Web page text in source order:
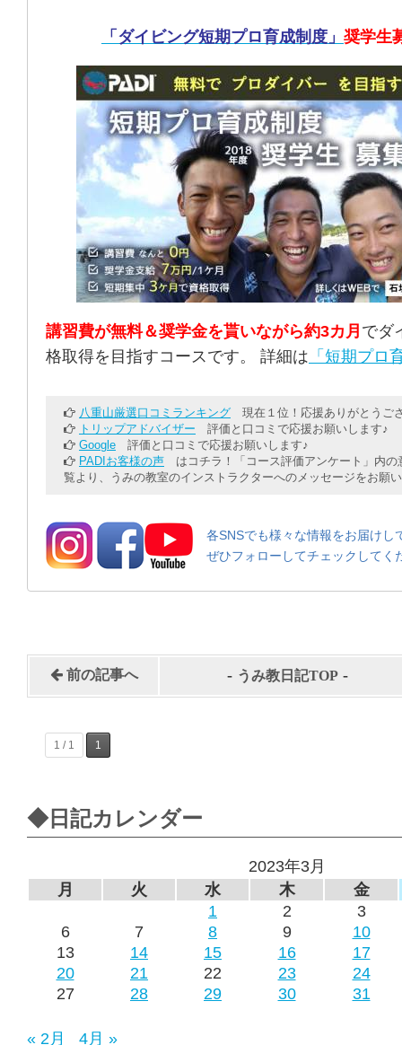
「ダイビング短期プロ育成制度」 奨学生
講習費が無料＆奨学金を貰いながら約3カ月 でダ
格取得を目指すコースです。 詳細は 「短期プロ
八重山厳選口コミランキング 現在１位！応援ありがとうご
トリップアドバイザー 評価と口コミで応援お願いします♪
Google 評価と口コミで応援お願いします♪
PADIお客様の声 はコチラ！「コース評価アンケート」内の
覧より、うみの教室のインストラクターへのメッセージをお願
各SNSでも様々な情報をお届けし
ぜひフォローしてチェックしてく
前の記事へ - うみ教日記TOP -
1 / 1 1
◆日記カレンダー
2023年3月
月
火 水 木
金
1
2
3
6
7 8 9
10
13
14 15 16
17
20
21 22 23
24
27
28 29 30 31
« 2月 4月 »